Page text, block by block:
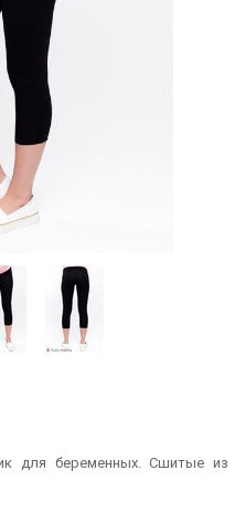
для беременных. Сшитые из